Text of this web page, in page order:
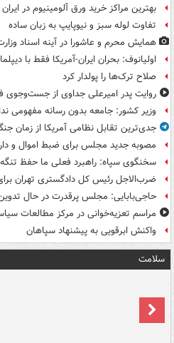
بهترین مراکز خرید ورق آلومینیوم در ایران
تفاوت لوله سبز و نیوپایپ به زبان ساده
همایش محرم و عاشورا در آینه اسناد
اولیانوف: بحران ایران-آمریکا فقط با
صلاح ترک‌ها را پولدار کرد
روایت پدر امیرعلی جداوی از جست‌وجوی
وزیر کشور: جامعه بدون رسانه مفهومی
جدی‌ترین تقابل نظامی آمریکا از زمان
مصوبه جدید مجلس برای ضبط اموال و
سخنگوی سپاه: راهبرد فعلی ما حفظ
ضرب‌الاجل رئیس کل دادگستری تهران
حاجی‌بابایی: مجلس پرقدرت در حال
مراسم تعزیه‌خوانی در مرکز مطالعات
واکنش ابرقویی به پیشنهاد سپاهان
سلامت